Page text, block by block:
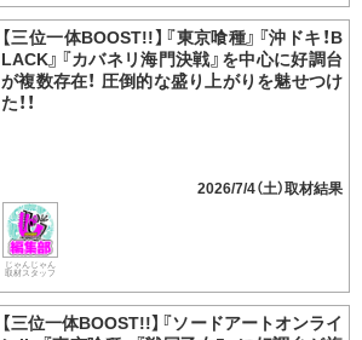
【三位一体BOOST!!】『東京喰種』『沖ドキ！B
LACK』『カバネリ海門決戦』を中心に好調台
が複数存在！ 圧倒的な盛り上がりを魅せつけ
た！！
2026/7/4（土）
じゃんじゃん
取材スタッフ
【三位一体BOOST!!】『ソードアートオンライ